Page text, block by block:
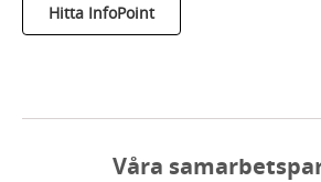
Hitta InfoPoint
Våra